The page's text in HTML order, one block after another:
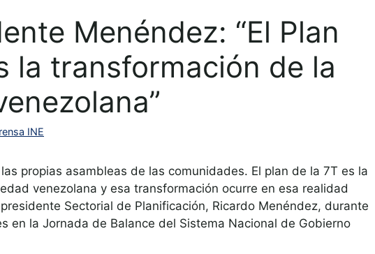
Menéndez: “El Plan
la transformación de la
INE
propias asambleas de las comunidades. El plan de la 7T es la
venezolana y esa transformación ocurre en esa realidad
Sectorial de Planificación, Ricardo Menéndez, durante
en la Jornada de Balance del Sistema Nacional de Gobierno